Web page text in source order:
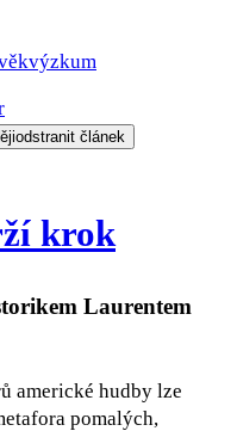
výzkum
odstranit článek
krok
Laurentem
americké hudby lze
pomalých,